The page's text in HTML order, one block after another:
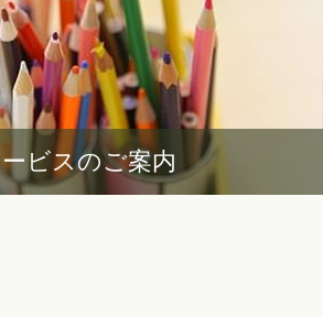
ビスのご案内